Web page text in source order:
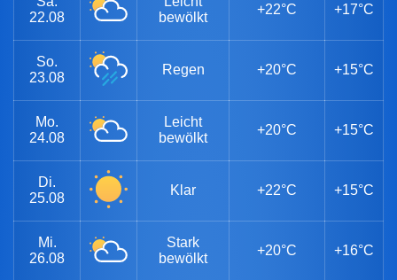
22.08
bewölkt
+22°C +17°C
So.
23.08
Regen +20°C +15°C
Mo.
24.08
Leicht
bewölkt
+20°C +15°C
Di.
25.08
Klar +22°C +15°C
Mi.
26.08
Stark
bewölkt
+20°C +16°C